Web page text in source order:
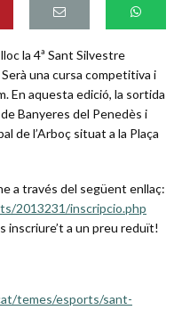
la 4ª Sant Silvestre
una cursa competitiva i
En aquesta edició, la sortida
Banyeres del Penedès i
de l’Arboç situat a la Plaça
a través del següent enllaç:
2013231/inscripcio.php
inscriure’t a un preu reduït!
temes/esports/sant-